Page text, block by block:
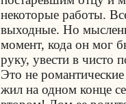
некоторые работы.
выходные. Но
момент, кода он мог
руку, увести в чисто
Это не
жил на одном конце